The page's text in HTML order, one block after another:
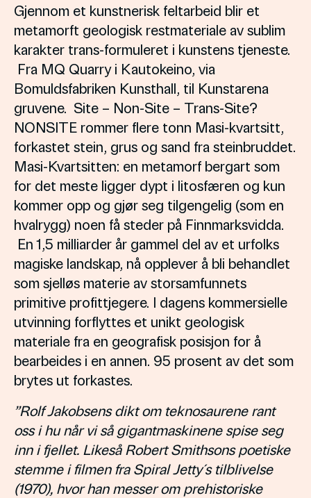
Gjennom et kunstnerisk feltarbeid blir et
metamorft geologisk restmateriale av sublim
karakter trans-formuleret i kunstens tjeneste.
Fra MQ Quarry i Kautokeino, via
Bomuldsfabriken Kunsthall, til Kunstarena
gruvene. Site – Non-Site – Trans-Site?
NONSITE rommer flere tonn Masi-kvartsitt,
forkastet stein, grus og sand fra steinbruddet.
Masi-Kvartsitten: en metamorf bergart som
for det meste ligger dypt i litosfæren og kun
kommer opp og gjør seg tilgengelig (som en
hvalrygg) noen få steder på Finnmarksvidda.
En 1,5 milliarder år gammel del av et urfolks
magiske landskap, nå opplever å bli behandlet
som sjelløs materie av storsamfunnets
primitive profittjegere. I dagens kommersielle
utvinning forflyttes et unikt geologisk
materiale fra en geografisk posisjon for å
bearbeides i en annen. 95 prosent av det som
brytes ut forkastes.
”Rolf Jakobsens dikt om teknosaurene rant
oss i hu når vi så gigantmaskinene spise seg
inn i fjellet. Likeså Robert Smithsons poetiske
stemme i filmen fra Spiral Jetty´s tilblivelse
(1970), hvor han messer om prehistoriske